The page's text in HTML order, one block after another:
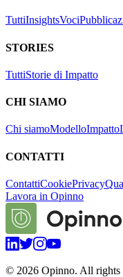
TuttiInsightsVoci
STORIES
TuttiStorie di Impatto
CHI SIAMO
Chi siamoModelloImpatto
CONTATTI
ContattiCookiePrivacy
Lavora in Opinno
© 2026 Opinno. All rights